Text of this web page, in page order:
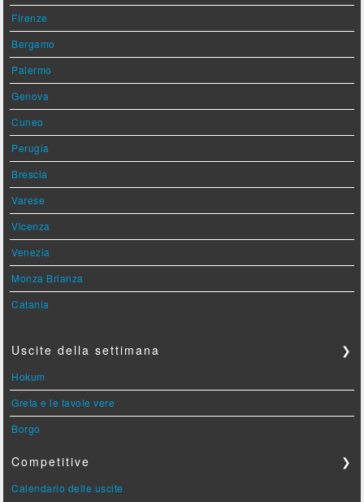
Firenze
Bergamo
Palermo
Genova
Cuneo
Perugia
Brescia
Varese
Vicenza
Venezia
Monza Brianza
Catania
Uscite della settimana ❯
Hokum
Greta e le favole vere
Borgo
Competitive ❯
Calendario delle uscite